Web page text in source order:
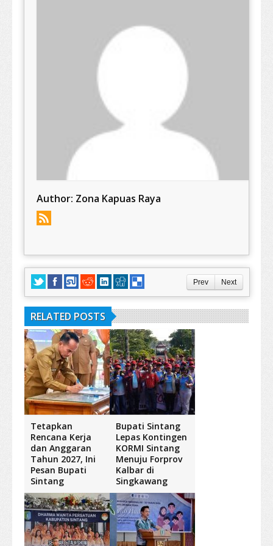
Author: Zona Kapuas Raya
Prev Next
RELATED POSTS
Tetapkan
Rencana Kerja
dan Anggaran
Tahun 2027, Ini
Pesan Bupati
Sintang
Bupati Sintang
Lepas Kontingen
KORMI Sintang
Menuju Forprov
Kalbar di
Singkawang